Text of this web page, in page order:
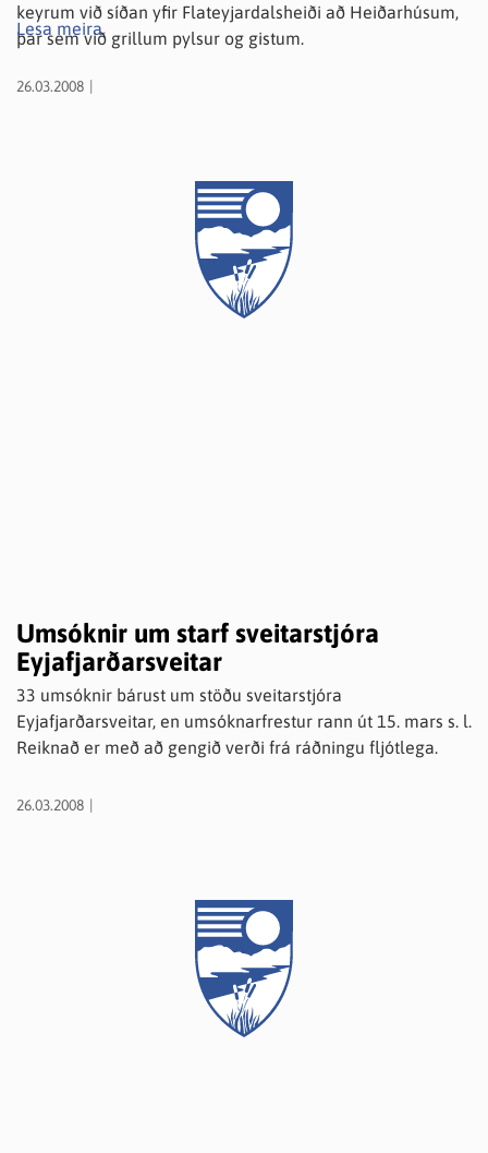
keyrum við síðan yfir Flateyjardalsheiði að Heiðarhúsum,
þar sem við grillum pylsur og gistum.
Lesa meira
26.03.2008
Umsóknir um starf sveitarstjóra
Eyjafjarðarsveitar
33 umsóknir bárust um stöðu sveitarstjóra
Eyjafjarðarsveitar, en umsóknarfrestur rann út 15. mars s. l.
Reiknað er með að gengið verði frá ráðningu fljótlega.
26.03.2008